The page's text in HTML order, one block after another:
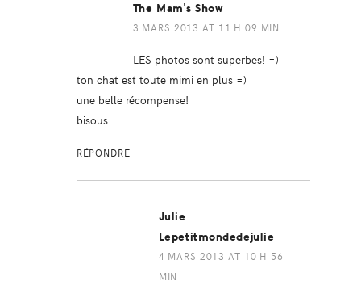
The Mam's Show
3 MARS 2013 AT 11 H 09 MIN
LES photos sont superbes! =)
ton chat est toute mimi en plus =)
une belle récompense!
bisous
RÉPONDRE
Julie
Lepetitmondedejulie
4 MARS 2013 AT 10 H 56
MIN